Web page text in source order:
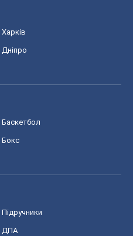
Харків
Дніпро
Баскетбол
Бокс
Підручники
ДПА